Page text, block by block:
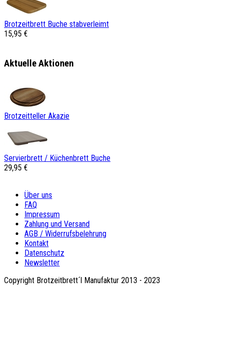
Brotzeitbrett Buche stabverleimt
15,95 €
Aktuelle Aktionen
Brotzeitteller Akazie
Servierbrett / Küchenbrett Buche
29,95 €
Über uns
FAQ
Impressum
Zahlung und Versand
AGB / Widerrufsbelehrung
Kontakt
Datenschutz
Newsletter
Copyright Brotzeitbrett´l Manufaktur 2013 - 2023